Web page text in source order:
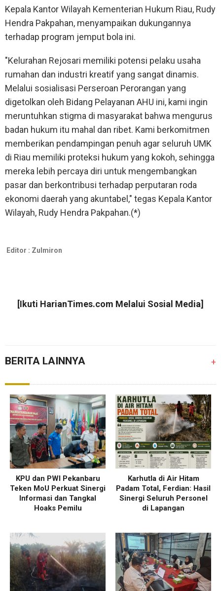
Kepala Kantor Wilayah Kementerian Hukum Riau, Rudy
Hendra Pakpahan, menyampaikan dukungannya
terhadap program jemput bola ini.
"Kelurahan Rejosari memiliki potensi pelaku usaha
rumahan dan industri kreatif yang sangat dinamis.
Melalui sosialisasi Perseroan Perorangan yang
digetolkan oleh Bidang Pelayanan AHU ini, kami ingin
meruntuhkan stigma di masyarakat bahwa mengurus
badan hukum itu mahal dan ribet. Kami berkomitmen
memberikan pendampingan penuh agar seluruh UMK
di Riau memiliki proteksi hukum yang kokoh, sehingga
mereka lebih percaya diri untuk mengembangkan
pasar dan berkontribusi terhadap perputaran roda
ekonomi daerah yang akuntabel," tegas Kepala Kantor
Wilayah, Rudy Hendra Pakpahan.(*)
Editor : Zulmiron
[Ikuti HarianTimes.com Melalui Sosial Media]
BERITA LAINNYA +
KPU dan PWI Pekanbaru
Teken MoU Perkuat Sinergi
Informasi dan Tangkal
Hoaks Pemilu
Karhutla di Air Hitam
Padam Total, Ferdian: Hasil
Sinergi Seluruh Personel
di Lapangan